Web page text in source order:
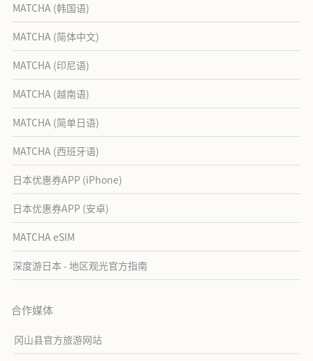
MATCHA (韩国语)
MATCHA (简体中文)
MATCHA (印尼语)
MATCHA (越南语)
MATCHA (简单日语)
MATCHA (西班牙语)
日本优惠券APP (iPhone)
日本优惠券APP (安卓)
MATCHA eSIM
深度游日本 - 地区观光官方指南
合作媒体
冈山县官方旅游网站